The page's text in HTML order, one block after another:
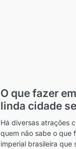
O que fazer
linda cidade
Há diversas atrações
quem não sabe o que
imperial brasileira que